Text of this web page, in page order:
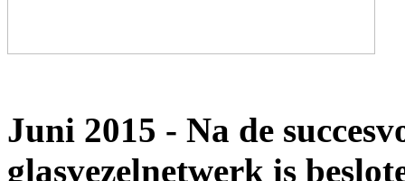
Juni 2015 - Na de
glasvezelnetwerk is